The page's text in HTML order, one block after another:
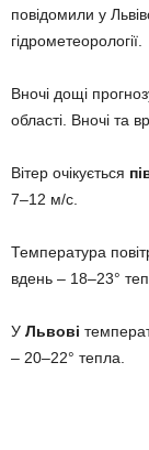
повідомили у
гідрометеорології.
Вночі дощі
області. Вночі та
Вітер очікується
7–12 м/с.
Температура
вдень – 18–23°
У Львові
– 20–22° тепла.